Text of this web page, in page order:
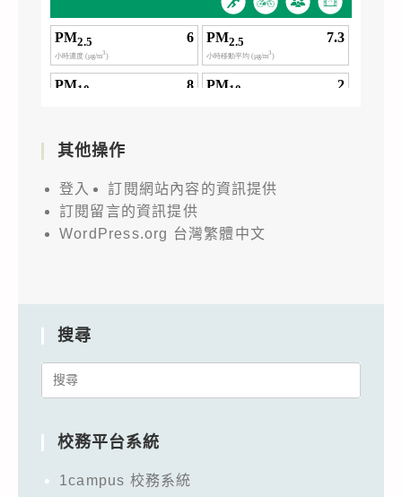
其他操作
登入
訂閱網站內容的資訊提供
訂閱留言的資訊提供
WordPress.org 台灣繁體中文
搜尋
Search
校務平台系統
1campus 校務系統